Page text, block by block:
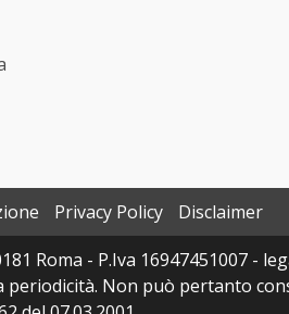
Privacy Policy
Disclaimer
Roma - P.Iva 16947451007 -
Non può pertanto